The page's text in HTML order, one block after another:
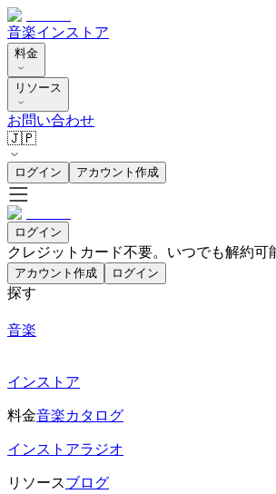
音楽インストア
料金
リソース
お問い合わせ
🇯🇵
ログイン アカウント作成
ログイン
クレジットカード不要。いつでも解約可
アカウント作成 ログイン
探す
音楽
インストア
料金音楽カタログ
インストアラジオ
リソースブログ